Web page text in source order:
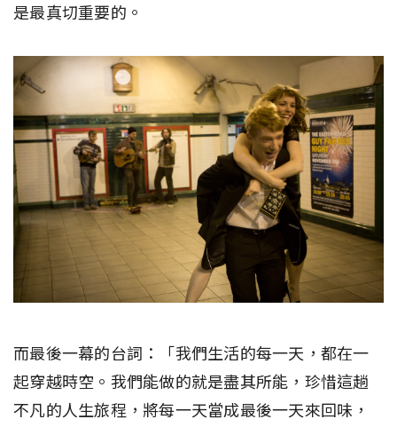
是最真切重要的。
而最後一幕的台詞：「我們生活的每一天，都在一
起穿越時空。我們能做的就是盡其所能，珍惜這趟
不凡的人生旅程，將每一天當成最後一天來回味，